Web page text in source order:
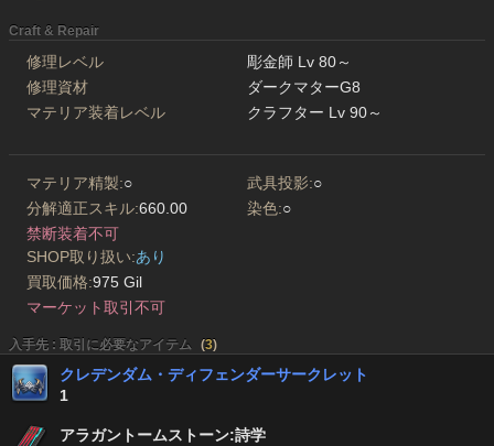
Craft & Repair
修理レベル
彫金師 Lv 80～
修理資材
ダークマターG8
マテリア装着レベル
クラフター Lv 90～
マテリア精製:○ 武具投影:○
分解適正スキル:660.00 染色:○
禁断装着不可
SHOP取り扱い:あり
買取価格:975 Gil
マーケット取引不可
入手先 : 取引に必要なアイテム (3)
クレデンダム・ディフェンダーサークレット
1
アラガントームストーン:詩学